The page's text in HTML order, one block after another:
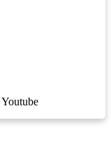
Youtube